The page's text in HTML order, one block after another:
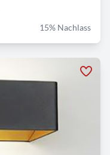
15% Nachlass